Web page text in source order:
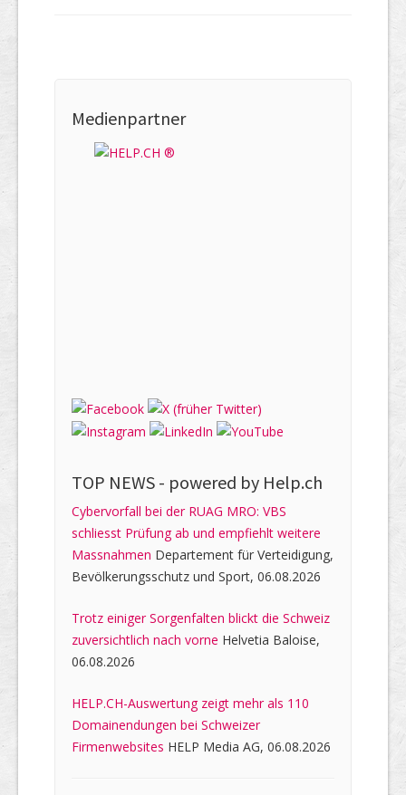
Medienpartner
TOP NEWS - powered by Help.ch
Cybervorfall bei der RUAG MRO: VBS
schliesst Prüfung ab und empfiehlt weitere
Massnahmen Departement für Verteidigung,
Bevölkerungsschutz und Sport, 06.08.2026
Trotz einiger Sorgenfalten blickt die Schweiz
zuversichtlich nach vorne Helvetia Baloise,
06.08.2026
HELP.CH-Auswertung zeigt mehr als 110
Domainendungen bei Schweizer
Firmenwebsites HELP Media AG, 06.08.2026